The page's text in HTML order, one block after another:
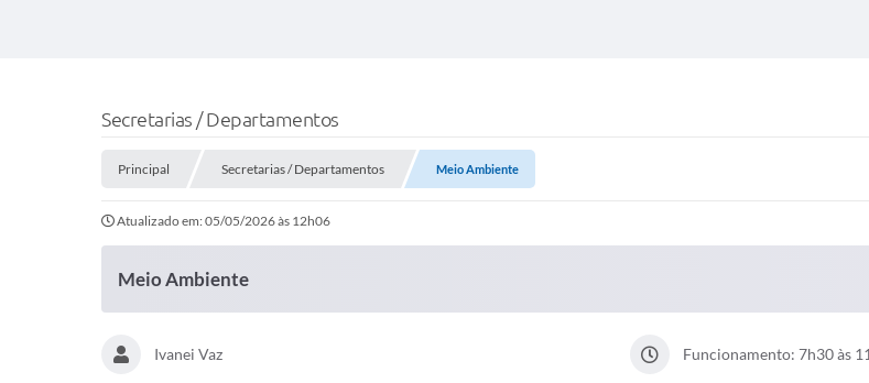
Secretarias / Departamentos
Principal Secretarias / Departamentos Meio Ambiente
Atualizado em: 05/05/2026 às 12h06
Meio Ambiente
Ivanei Vaz Funcionamento: 7h30 às